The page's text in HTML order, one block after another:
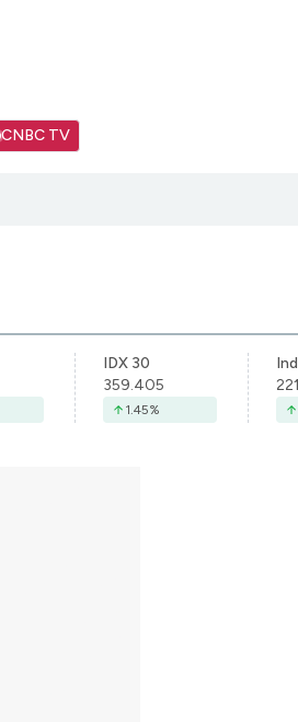
CNBC TV
IDX 30
359.405
1.45%